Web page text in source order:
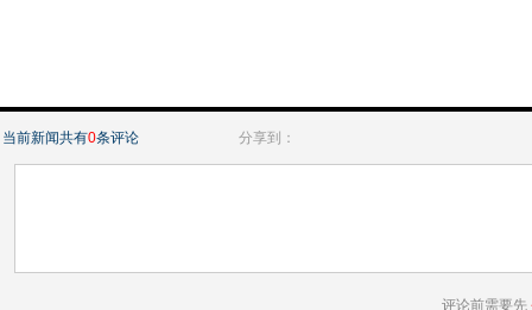
当前新闻共有0条评论 分享到：
评论前需要先